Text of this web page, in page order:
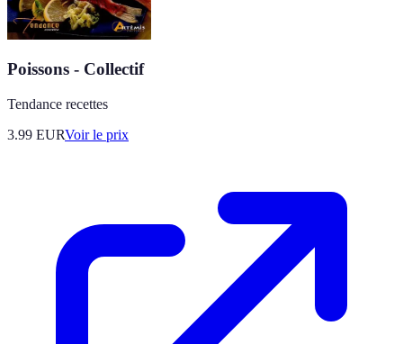
Poissons - Collectif
Tendance recettes
3.99 EURVoir le prix